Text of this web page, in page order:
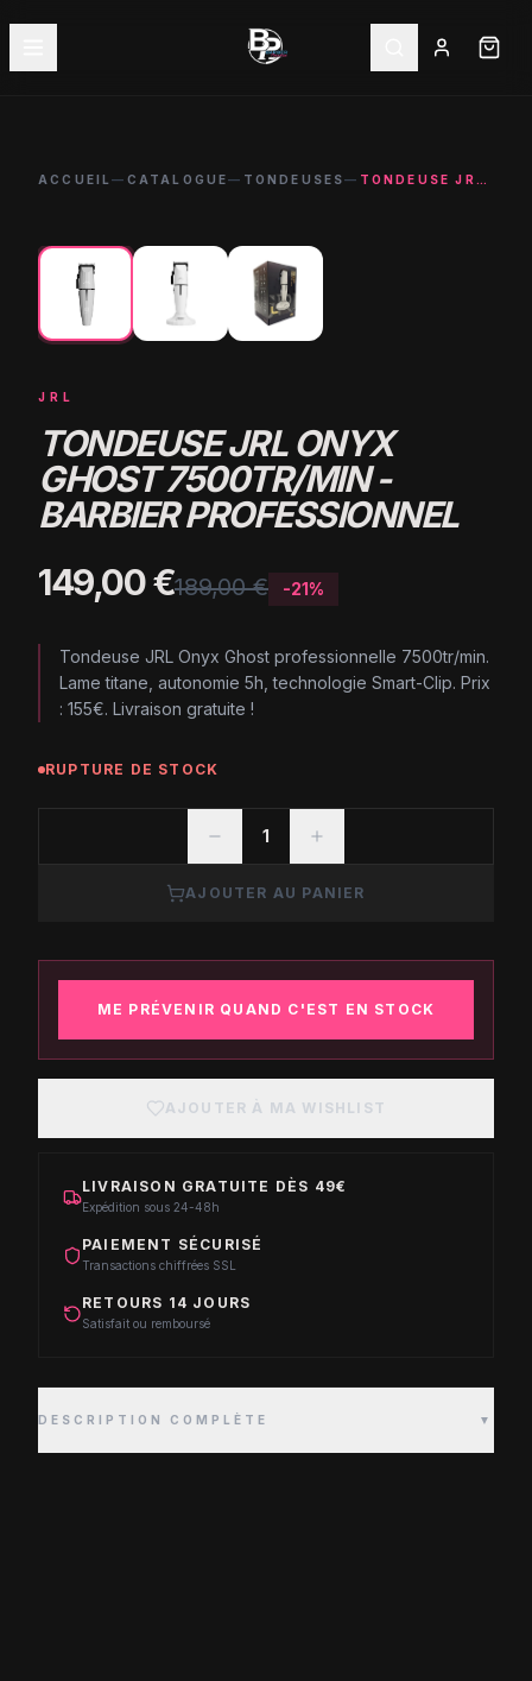
ACCUEIL— CATALOGUE— TONDEUSES— TONDEUSE JRL ONYX GHOST 7500TR/MIN - BARBIER PROFESSIONNEL
JRL
TONDEUSE JRL ONYX
GHOST 7500TR/MIN -
BARBIER PROFESSIONNEL
149,00 €189,00 € -21%
Tondeuse JRL Onyx Ghost professionnelle 7500tr/min.
Lame titane, autonomie 5h, technologie Smart-Clip. Prix
: 155€. Livraison gratuite !
RUPTURE DE STOCK
1
AJOUTER AU PANIER
ME PRÉVENIR QUAND C'EST EN STOCK
AJOUTER À MA WISHLIST
LIVRAISON GRATUITE DÈS 49€
Expédition sous 24-48h
PAIEMENT SÉCURISÉ
Transactions chiffrées SSL
RETOURS 14 JOURS
Satisfait ou remboursé
DESCRIPTION COMPLÈTE ▼